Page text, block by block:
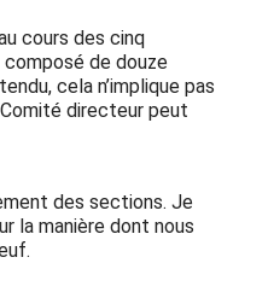
cours des cinq
composé de douze
cela n’implique pas
directeur peut
des sections. Je
la manière dont nous